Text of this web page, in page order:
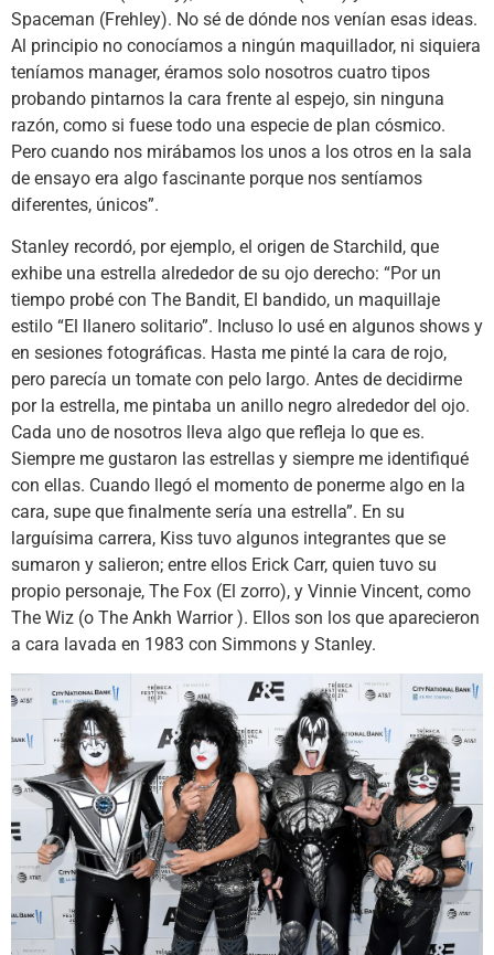
Spaceman (Frehley). No sé de dónde nos venían esas ideas.
Al principio no conocíamos a ningún maquillador, ni siquiera
teníamos manager, éramos solo nosotros cuatro tipos
probando pintarnos la cara frente al espejo, sin ninguna
razón, como si fuese todo una especie de plan cósmico.
Pero cuando nos mirábamos los unos a los otros en la sala
de ensayo era algo fascinante porque nos sentíamos
diferentes, únicos”.
Stanley recordó, por ejemplo, el origen de Starchild, que
exhibe una estrella alrededor de su ojo derecho: “Por un
tiempo probé con The Bandit, El bandido, un maquillaje
estilo “El llanero solitario”. Incluso lo usé en algunos shows y
en sesiones fotográficas. Hasta me pinté la cara de rojo,
pero parecía un tomate con pelo largo. Antes de decidirme
por la estrella, me pintaba un anillo negro alrededor del ojo.
Cada uno de nosotros lleva algo que refleja lo que es.
Siempre me gustaron las estrellas y siempre me identifiqué
con ellas. Cuando llegó el momento de ponerme algo en la
cara, supe que finalmente sería una estrella”. En su
larguísima carrera, Kiss tuvo algunos integrantes que se
sumaron y salieron; entre ellos Erick Carr, quien tuvo su
propio personaje, The Fox (El zorro), y Vinnie Vincent, como
The Wiz (o The Ankh Warrior ). Ellos son los que aparecieron
a cara lavada en 1983 con Simmons y Stanley.